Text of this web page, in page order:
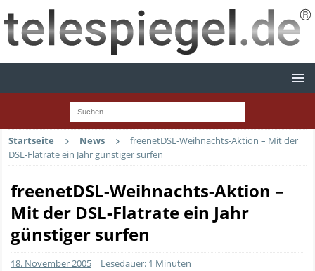
Startseite News
freenetDSL-Weihnachts-Aktion – Mit der
DSL-Flatrate ein Jahr günstiger surfen
freenetDSL-Weihnachts-Aktion –
Mit der DSL-Flatrate ein Jahr
günstiger surfen
18. November 2005 Lesedauer: 1 Minuten